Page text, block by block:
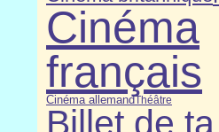
Cinéma
français
Cinéma allemandThéâtre
Billet de